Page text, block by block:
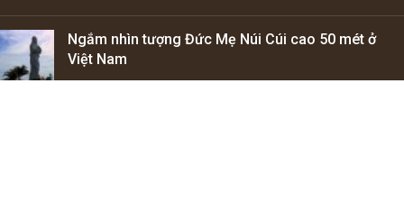
Ngắm nhìn tượng Đức Mẹ Núi Cúi cao 50 mét ở
Việt Nam